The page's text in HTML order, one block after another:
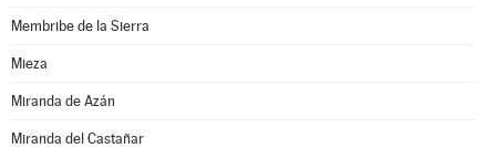
Membribe de la Sierra
Mieza
Miranda de Azán
Miranda del Castañar